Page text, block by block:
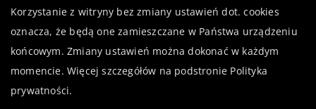
Korzystanie z witryny bez zmiany ustawień dot. cookies
oznacza, że będą one zamieszczane w Państwa urządzeniu
końcowym. Zmiany ustawień można dokonać w każdym
momencie. Więcej szczegółów na podstronie Polityka
prywatności.